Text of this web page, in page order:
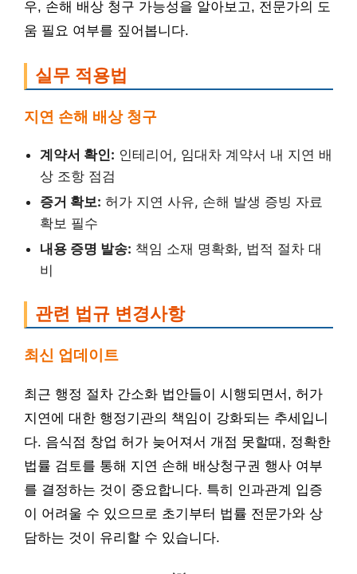
우, 손해 배상 청구 가능성을 알아보고, 전문가의 도
움 필요 여부를 짚어봅니다.
실무 적용법
지연 손해 배상 청구
계약서 확인: 인테리어, 임대차 계약서 내 지연 배
상 조항 점검
증거 확보: 허가 지연 사유, 손해 발생 증빙 자료
확보 필수
내용 증명 발송: 책임 소재 명확화, 법적 절차 대
비
관련 법규 변경사항
최신 업데이트
최근 행정 절차 간소화 법안들이 시행되면서, 허가
지연에 대한 행정기관의 책임이 강화되는 추세입니
다. 음식점 창업 허가 늦어져서 개점 못할때, 정확한
법률 검토를 통해 지연 손해 배상청구권 행사 여부
를 결정하는 것이 중요합니다. 특히 인과관계 입증
이 어려울 수 있으므로 초기부터 법률 전문가와 상
담하는 것이 유리할 수 있습니다.